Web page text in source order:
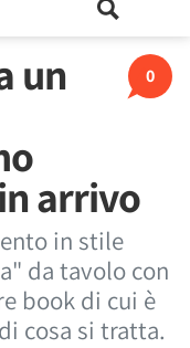
0
un
arrivo
in stile
da tavolo con
book di cui è
cosa si tratta.